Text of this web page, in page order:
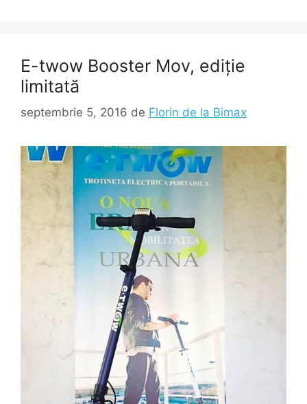
E-twow Booster Mov, ediție
limitată
septembrie 5, 2016 de Florin de la Bimax